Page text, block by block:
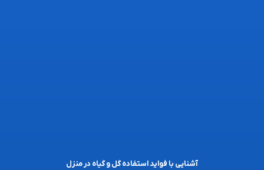
آشنایی با فواید استفاده گل و گیاه در منزل